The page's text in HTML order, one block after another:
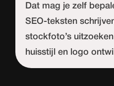
Dat mag je zelf
SEO-teksten
stockfoto’s
huisstijl en logo